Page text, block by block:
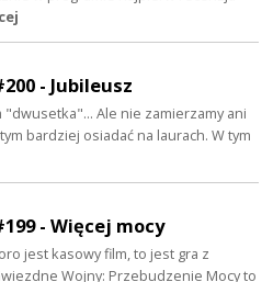
- Jubileusz
"dwusetka"... Ale nie zamierzamy ani
bardziej osiadać na laurach. W tym
- Więcej mocy
jest kasowy film, to jest gra z
Wojny: Przebudzenie Mocy to